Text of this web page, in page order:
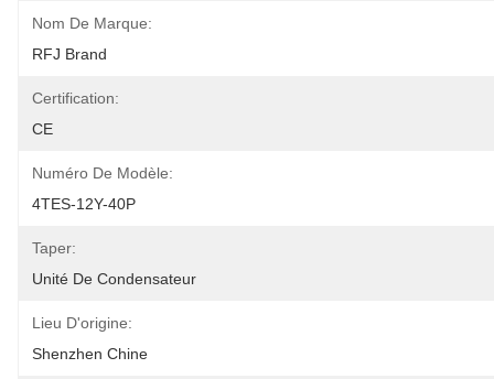
Nom De Marque:
RFJ Brand
Certification:
CE
Numéro De Modèle:
4TES-12Y-40P
Taper:
Unité De Condensateur
Lieu D'origine:
Shenzhen Chine